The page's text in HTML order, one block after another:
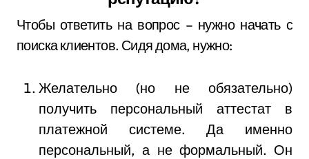
Чтобы ответить на вопрос – нужно начать с
поиска клиентов. Сидя дома, нужно:
Желательно (но не обязательно)
получить персональный аттестат в
платежной системе. Да именно
персональный, а не формальный. Он